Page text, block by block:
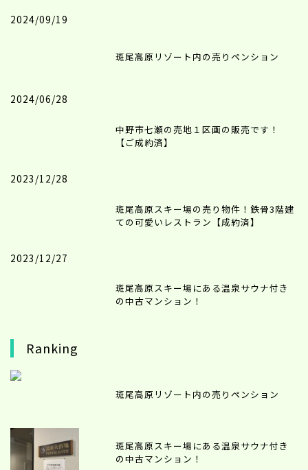
2024/09/19
斑尾高原リゾート内の売りペンション
2024/06/28
中野市七瀬の売地１区画の販売です！
【ご成約済】
2023/12/28
斑尾高原スキー場の売り物件！鉄骨3階建
ての可愛いレストラン【成約済】
2023/12/27
斑尾高原スキー場にある温泉サウナ付き
の中古マンション！
Ranking
斑尾高原リゾート内の売りペンション
斑尾高原スキー場にある温泉サウナ付き
の中古マンション！